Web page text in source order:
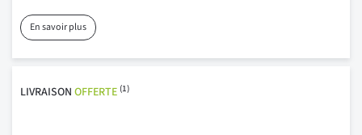
En savoir plus
LIVRAISON OFFERTE (1)